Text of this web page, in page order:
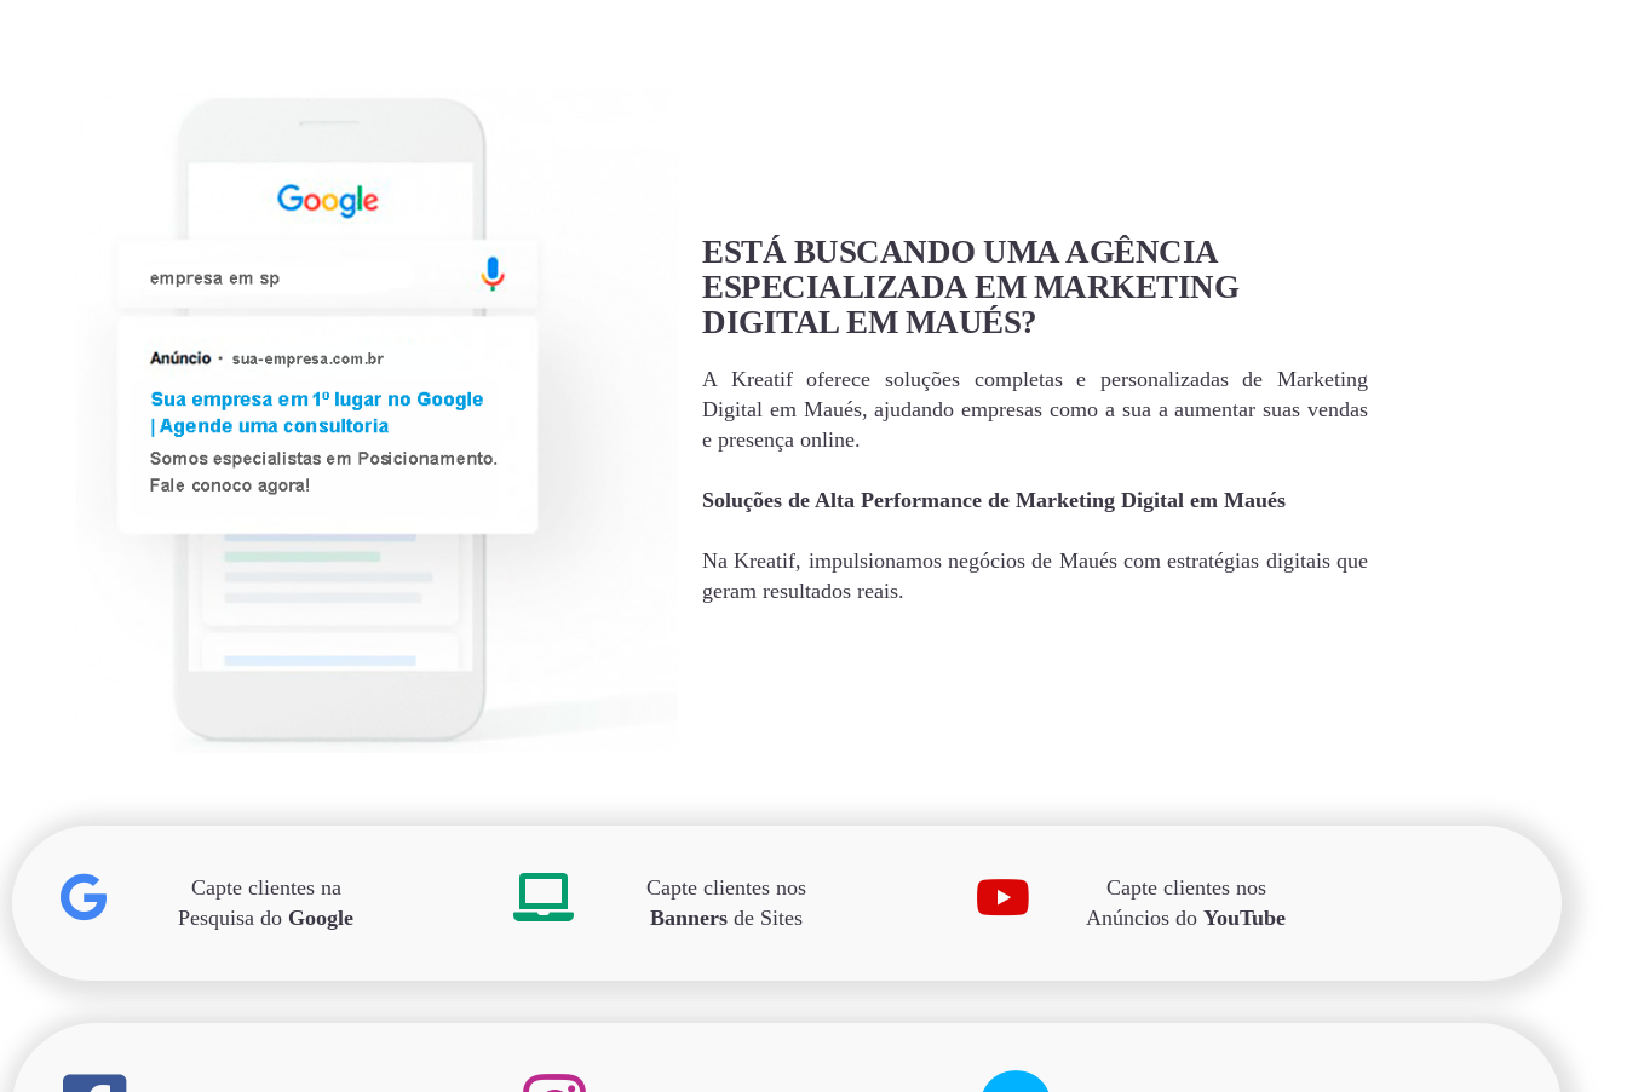
ESTÁ BUSCANDO UMA AGÊNCIA
ESPECIALIZADA EM MARKETING
DIGITAL EM MAUÉS?
A Kreatif oferece soluções completas e personalizadas de Marketing
Digital em Maués, ajudando empresas como a sua a aumentar suas vendas
e presença online.
Soluções de Alta Performance de Marketing Digital em Maués
Na Kreatif, impulsionamos negócios de Maués com estratégias digitais que
geram resultados reais.
Capte clientes na
Pesquisa do Google
Capte clientes nos
Bannersde Sites
Capte clientes nos
Anúncios doYouTube